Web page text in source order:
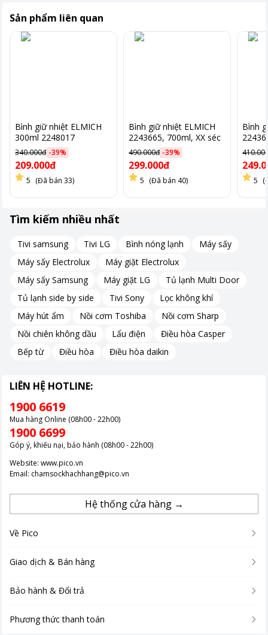
Sản phẩm liên quan
Bình giữ nhiệt ELMICH
300ml 2248017
340.000đ -39%
209.000đ
5 (Đã bán 33)
Bình giữ nhiệt ELMICH
2243665, 700ml, XX séc
490.000đ -39%
299.000đ
5 (Đã bán 40)
Bình
5
Tìm kiếm nhiều nhất
Tivi samsung Tivi LG Bình nóng lạnh
Máy sấy
Máy sấy Electrolux
Máy giặt Electrolux
Máy sấy Samsung
Máy giặt LG
Tủ lạnh Multi Door
Tủ lạnh side by side
Tivi Sony
Lọc không khí
Máy hút ẩm
Nồi cơm Toshiba
Nồi cơm Sharp
Nồi chiên không dầu
Lẩu điện
Điều hòa Casper
Bếp từ
Điều hòa Điều hòa daikin
LIÊN HỆ HOTLINE:
1900 6619
Mua hàng Online (08h00 - 22h00)
1900 6699
Góp ý, khiếu nại, bảo hành (08h00 - 22h00)
Website: www.pico.vn
Email: chamsockhachhang@pico.vn
Hệ thống cửa hàng →
Về Pico
Giao dịch & Bán hàng
Bảo hành & Đổi trả
Phương thức thanh toán